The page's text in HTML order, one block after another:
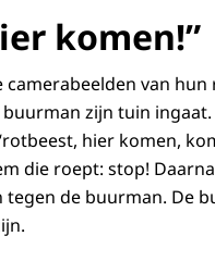
komen!”
camerabeelden van
zijn tuin
hier komen,
die roept: stop!
de buurman. De